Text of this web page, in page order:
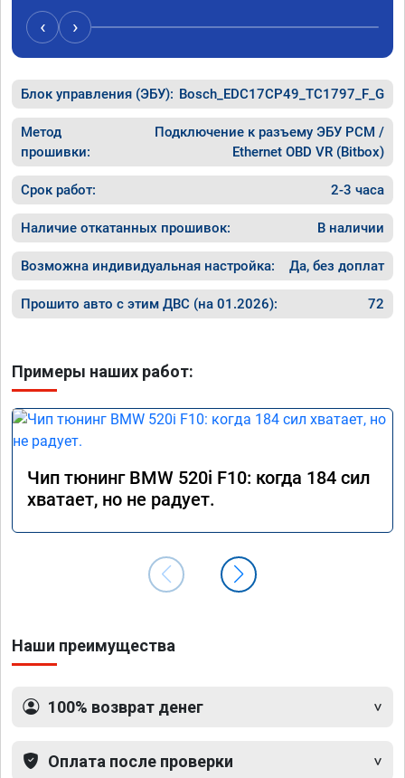
‹ ›
Блок управления (ЭБУ): Bosch_EDC17CP49_TC1797_F_G
Метод
прошивки:
Подключение к разъему ЭБУ PCM /
Ethernet OBD VR (Bitbox)
Срок работ: 2-3 часа
Наличие откатанных прошивок: В наличии
Возможна индивидуальная настройка: Да, без доплат
Прошито авто с этим ДВС (на 01.2026): 72
Примеры наших работ:
Чип тюнинг BMW 520i F10: когда 184 сил
хватает, но не радует.
Наши преимущества
100% возврат денег
Оплата после проверки